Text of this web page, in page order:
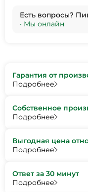
Есть вопросы?
• Мы онлайн
Гарантия от
Подробнее
Собственное
Подробнее
Выгодная цена
Подробнее
Ответ за 30 минут
Подробнее